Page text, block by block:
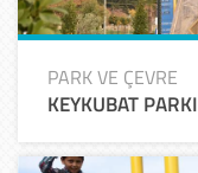
PARK VE ÇEVRE
KEYKUBAT PARKI